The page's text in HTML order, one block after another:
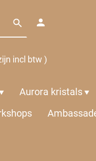
incl btw )
Aurora kristals